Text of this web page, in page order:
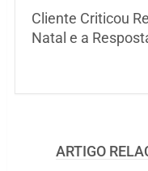
Cliente Criticou
Natal e a
ARTIGO